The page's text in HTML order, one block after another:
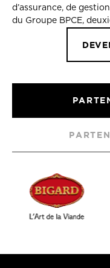
d’assurance, de
du Groupe BPCE,